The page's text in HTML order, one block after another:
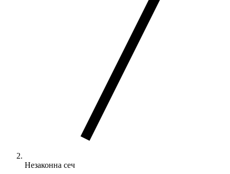
Незаконна сеч